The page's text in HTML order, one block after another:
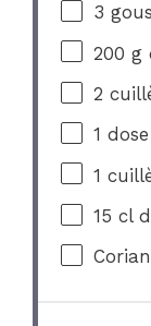
3
200 g
2
1
1
15 cl